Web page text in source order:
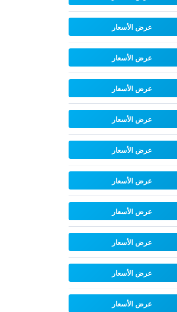
عرض الأسعار
عرض الأسعار
عرض الأسعار
عرض الأسعار
عرض الأسعار
عرض الأسعار
عرض الأسعار
عرض الأسعار
عرض الأسعار
عرض الأسعار